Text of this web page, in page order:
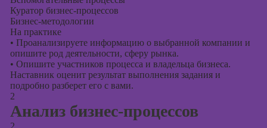
Куратор бизнес-процессов
Бизнес-методологии
На практике
• Проанализируете информацию о выбранной компании и
опишите род деятельности, сферу рынка.
• Опишите участников процесса и владельца бизнеса.
Наставник оценит результат выполнения задания и
подробно разберет его с вами.
2
Анализ бизнес-процессов
2